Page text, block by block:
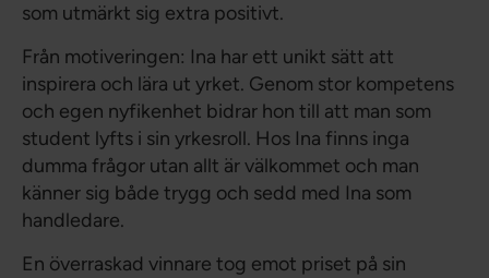
som utmärkt sig extra positivt.
Från motiveringen: Ina har ett unikt sätt att
inspirera och lära ut yrket. Genom stor kompetens
och egen nyfikenhet bidrar hon till att man som
student lyfts i sin yrkesroll. Hos Ina finns inga
dumma frågor utan allt är välkommet och man
känner sig både trygg och sedd med Ina som
handledare.
En överraskad vinnare tog emot priset på sin